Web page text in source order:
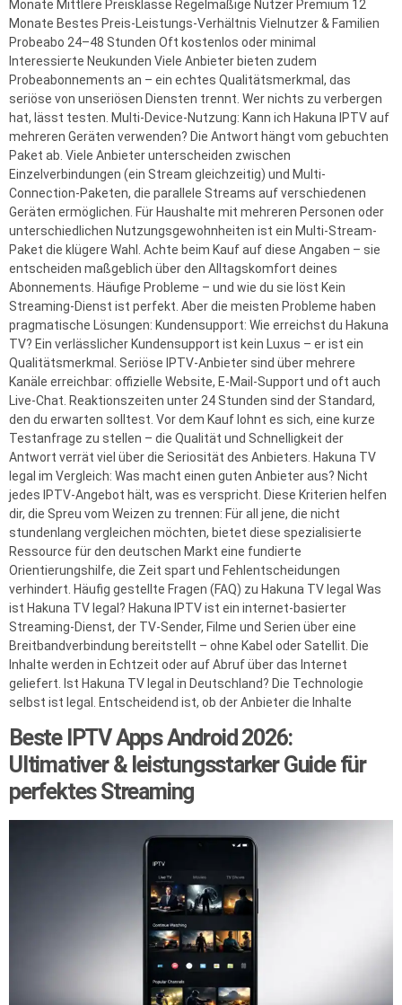
Monate Mittlere Preisklasse Regelmäßige Nutzer Premium 12
Monate Bestes Preis-Leistungs-Verhältnis Vielnutzer & Familien
Probeabo 24–48 Stunden Oft kostenlos oder minimal
Interessierte Neukunden Viele Anbieter bieten zudem
Probeabonnements an – ein echtes Qualitätsmerkmal, das
seriöse von unseriösen Diensten trennt. Wer nichts zu verbergen
hat, lässt testen. Multi-Device-Nutzung: Kann ich Hakuna IPTV auf
mehreren Geräten verwenden? Die Antwort hängt vom gebuchten
Paket ab. Viele Anbieter unterscheiden zwischen
Einzelverbindungen (ein Stream gleichzeitig) und Multi-
Connection-Paketen, die parallele Streams auf verschiedenen
Geräten ermöglichen. Für Haushalte mit mehreren Personen oder
unterschiedlichen Nutzungsgewohnheiten ist ein Multi-Stream-
Paket die klügere Wahl. Achte beim Kauf auf diese Angaben – sie
entscheiden maßgeblich über den Alltagskomfort deines
Abonnements. Häufige Probleme – und wie du sie löst Kein
Streaming-Dienst ist perfekt. Aber die meisten Probleme haben
pragmatische Lösungen: Kundensupport: Wie erreichst du Hakuna
TV? Ein verlässlicher Kundensupport ist kein Luxus – er ist ein
Qualitätsmerkmal. Seriöse IPTV-Anbieter sind über mehrere
Kanäle erreichbar: offizielle Website, E-Mail-Support und oft auch
Live-Chat. Reaktionszeiten unter 24 Stunden sind der Standard,
den du erwarten solltest. Vor dem Kauf lohnt es sich, eine kurze
Testanfrage zu stellen – die Qualität und Schnelligkeit der
Antwort verrät viel über die Seriosität des Anbieters. Hakuna TV
legal im Vergleich: Was macht einen guten Anbieter aus? Nicht
jedes IPTV-Angebot hält, was es verspricht. Diese Kriterien helfen
dir, die Spreu vom Weizen zu trennen: Für all jene, die nicht
stundenlang vergleichen möchten, bietet diese spezialisierte
Ressource für den deutschen Markt eine fundierte
Orientierungshilfe, die Zeit spart und Fehlentscheidungen
verhindert. Häufig gestellte Fragen (FAQ) zu Hakuna TV legal Was
ist Hakuna TV legal? Hakuna IPTV ist ein internet-basierter
Streaming-Dienst, der TV-Sender, Filme und Serien über eine
Breitbandverbindung bereitstellt – ohne Kabel oder Satellit. Die
Inhalte werden in Echtzeit oder auf Abruf über das Internet
geliefert. Ist Hakuna TV legal in Deutschland? Die Technologie
selbst ist legal. Entscheidend ist, ob der Anbieter die Inhalte
Beste IPTV Apps Android 2026:
Ultimativer & leistungsstarker Guide für
perfektes Streaming